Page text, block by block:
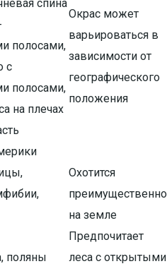
спина
полосами,
с
полосами,
на плечах
Окрас может
варьироваться в
зависимости от
географического
положения
Охотится
преимущественно
на земле
поляны
Предпочитает
леса с открытыми